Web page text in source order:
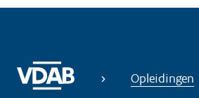
Opleidingen